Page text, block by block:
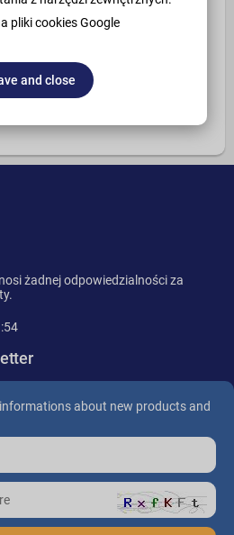
pliki cookies Google
and close
visible
after
żadnej odpowiedzialności za
about new products and